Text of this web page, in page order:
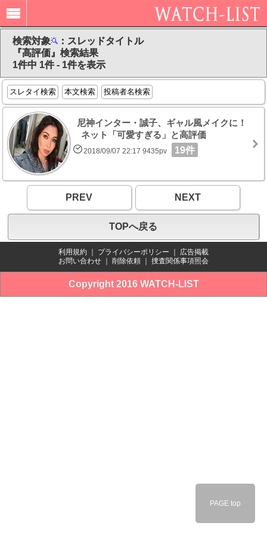
検索対象
：スレッドタイトル
『高評価』検索結果
1件中 1件 - 1件を表示
スレタイ検索 本文検索 投稿者名検索
尼神インター・誠子、ギャル風メイクに！
ネット「可愛すぎる」と高評価
2018/09/07 22:17 9435pv 19件
PREV NEXT
TOPへ戻る
利用規約 プライバシーポリシー
広告掲載
お問い合わせ
削除依頼 捜査関係事項照会
Copyright 2016 WATCH-LIST
PAGE top